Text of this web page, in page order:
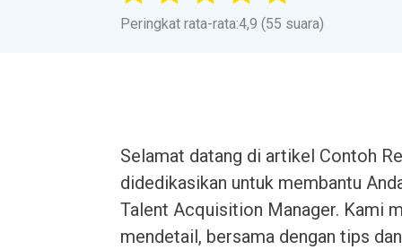
Peringkat rata-rata:4,9 (55 suara)
Selamat datang di artikel Contoh
didedikasikan untuk membantu
Talent Acquisition Manager. Kami
mendetail, bersama dengan tips